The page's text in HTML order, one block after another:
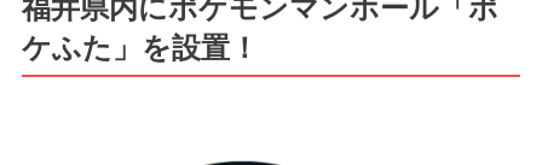
福井県内にポケモンマンホール「ポ
ケふた」を設置！